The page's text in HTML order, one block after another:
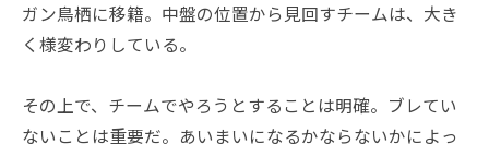
ガン鳥栖に移籍。中盤の位置から見回すチームは、大き
く様変わりしている。
その上で、チームでやろうとすることは明確。ブレてい
ないことは重要だ。あいまいになるかならないかによっ